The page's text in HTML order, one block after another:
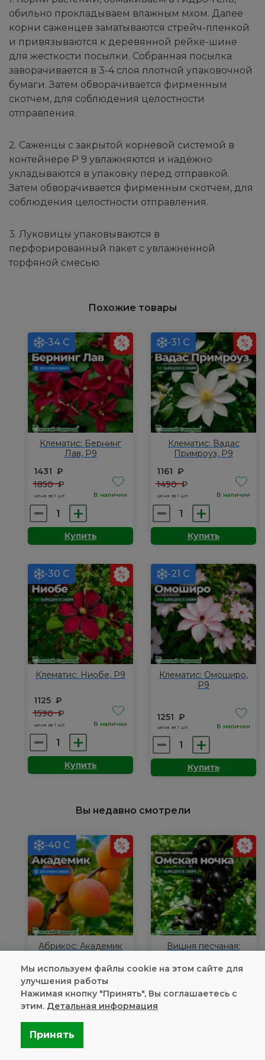
обильно прокладываем влажным мхом. Далее
корни саженцев заматываются стрейч-пленкой
и привязываются к деревянной рейке-шине
для жесткости посылки. Собранная посылка
заворачивается в 3-4 слоя плотной упаковочной
бумаги. Затем обворачивается фирменным
скотчем, для соблюдения целостности
отправления.
2. Саженцы с закрытой корневой системой в
контейнере Р 9 увлажняются и надёжно
укладываются в упаковку перед отправкой.
Затем обворачивается фирменным скотчем, для
соблюдения целостности отправления.
3. Луковицы упаковываются в
перфорированный пакет с увлажненной
торфяной смесью.
Похожие товары
-34 С
Клематис: Бернинг
Лав, Р9
1431 ₽
1850₽
цена за 1 шт. В наличии
Количество
товара
Клематис:
Лав,
Р9
Купить
-31 С
Клематис: Вадас
Примроуз, Р9
1161 ₽
1490₽
цена за 1 шт. В наличии
Количество
товара
Клематис:
Примроуз,
Р9
Купить
-30 С
Клематис: Ниобе, Р9
1125 ₽
1590₽
цена за 1 шт. В наличии
Количество
товара
Клематис:Купить
-21 С
Клематис: Омоширо,
Р9
1251 ₽
цена за 1 шт. В наличии
Количество
товара
Клематис:Купить
Вы недавно смотрели
-40 С
Абрикос: Академик
790₽
1290₽
цена за 1 шт. В наличии
Количество
товара
Абрикос:Купить
Вишня песчаная:
446₽
цена за 1 шт. В наличии
Количество
Мы используем файлы cookie на этом сайте для
улучшения работы
Нажимая кнопку "Принять", Вы соглашаетесь с
этим. Детальная информация
Принять